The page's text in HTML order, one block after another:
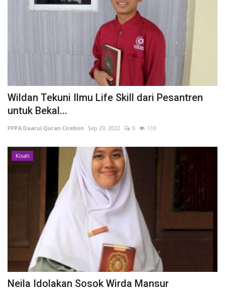
Wildan Tekuni Ilmu Life Skill dari Pesantren
untuk Bekal...
PPPA Daarul Quran Cirebon Sep 29, 2022 0 110
Kisah
Neila Idolakan Sosok Wirda Mansur